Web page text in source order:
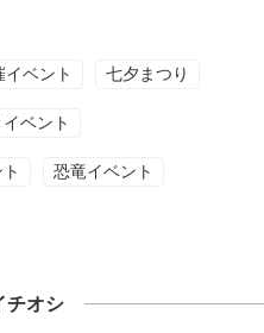
ベント 七夕まつり
ベント
恐竜イベント
チオシ